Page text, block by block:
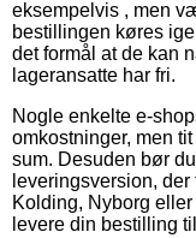
eksempelvis , men
bestillingen køres
det formål at de kan
lageransatte har fri.
Nogle enkelte e-
omkostninger, men
sum. Desuden bør
leveringsversion,
Kolding, Nyborg
levere din bestilling